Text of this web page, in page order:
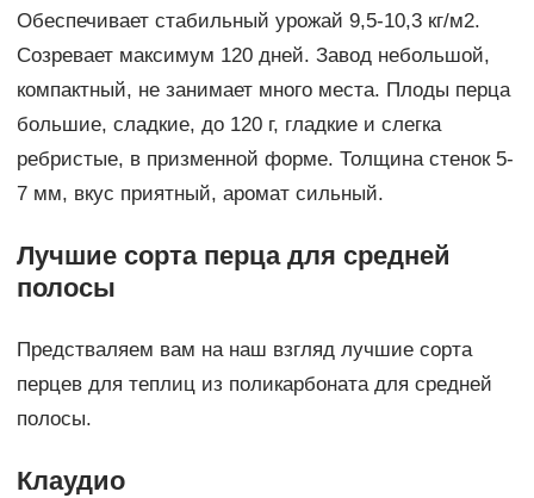
Обеспечивает стабильный урожай 9,5-10,3 кг/м2.
Созревает максимум 120 дней. Завод небольшой,
компактный, не занимает много места. Плоды перца
большие, сладкие, до 120 г, гладкие и слегка
ребристые, в призменной форме. Толщина стенок 5-
7 мм, вкус приятный, аромат сильный.
Лучшие сорта перца для средней
полосы
Предстваляем вам на наш взгляд лучшие сорта
перцев для теплиц из поликарбоната для средней
полосы.
Клаудио